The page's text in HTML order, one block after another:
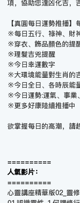
項，協助您逢凶化吉，
【真圓每日運勢推播
※每日五行、祿神、財
※穿衣、飾品顏色的提
※理髮吉兇提醒
※今日幸運數字
※大環境能量對生肖的
※今日全日、各時辰能
※今日運勢:運氣、事業
※更多好康陸續推播中
欲掌握每日的高潮，請
==========
人氣影片：
==========
心靈講座精華版02_靈